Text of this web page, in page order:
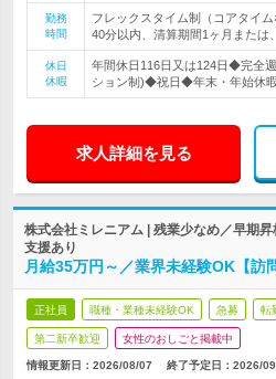
勤務
時間
フレックスタイム制（コアタイ
40分以内、清算期間1ヶ月または
休日
休暇
年間休日116日又は124日◆完全
ション制)◆祝日◆年末・年始休
求人詳細を見る
株式会社ミレニアム | 残業少なめ／早期
支援あり
月給35万円～／業界未経験OK【訪
正社員 職種・業種未経験OK 急募 転
第二新卒歓迎 女性のおしごと掲載中
情報更新日：2026/08/07 終了予定日： 2026/